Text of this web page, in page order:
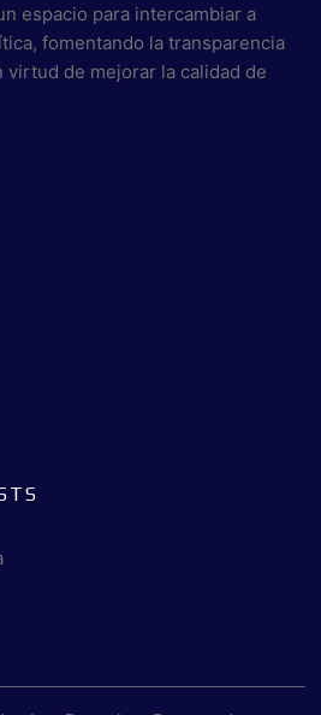
espacio para intercambiar a
fomentando la transparencia
virtud de mejorar la calidad de